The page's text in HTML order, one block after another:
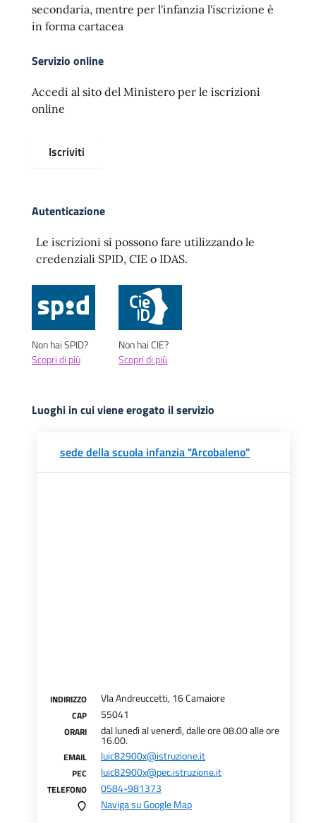
secondaria, mentre per l'infanzia l'iscrizione è
in forma cartacea
Servizio online
Accedi al sito del Ministero per le iscrizioni
online
Iscriviti
Autenticazione
Le iscrizioni si possono fare utilizzando le
credenziali SPID, CIE o IDAS.
Non hai SPID?
Scopri di più
Non hai CIE?
Scopri di più
Luoghi in cui viene erogato il servizio
sede della scuola infanzia "Arcobaleno"
INDIRIZZO VIa Andreuccetti, 16 Camaiore
CAP 55041
ORARI dal lunedì al venerdì, dalle ore 08.00 alle ore
16.00.
EMAIL luic82900x@istruzione.it
PEC luic82900x@pec.istruzione.it
TELEFONO
0584-981373
Naviga su Google Map